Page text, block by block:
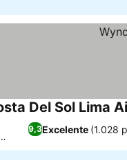
Del Sol Lima
9,3Excelente (1.028